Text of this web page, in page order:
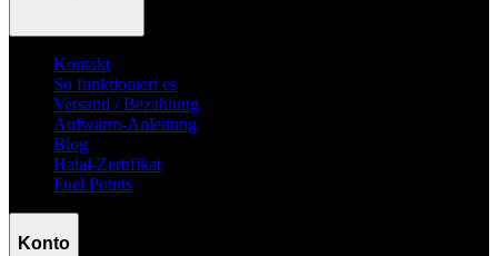
Kontakt
So funktioniert es
Versand / Bezahlung
Aufwärm-Anleitung
Blog
Halal-Zertifikat
Fuel Points
Konto